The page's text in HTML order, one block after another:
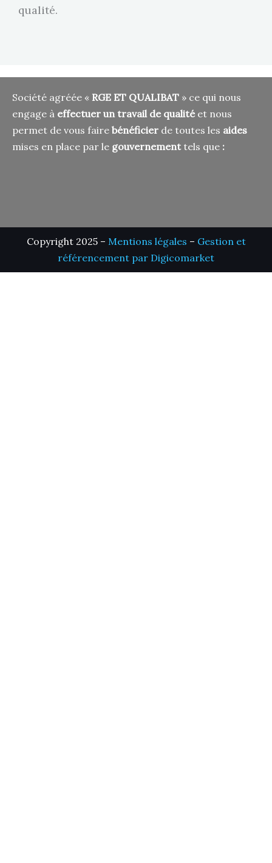
qualité.
Société agréée « RGE ET QUALIBAT » ce qui nous
engage à effectuer un travail de qualitéet nous
permet de vous faire bénéficier de toutes les aides
mises en place par le gouvernementtels que :
Copyright 2025 – Mentions légales – Gestion et
référencement par Digicomarket